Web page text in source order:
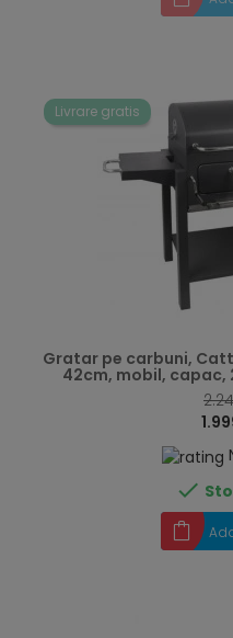
Livrare gratis
Gratar pe carbuni,
42cm, mobil, capac,
